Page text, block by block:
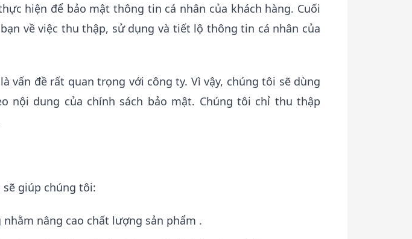
hiện để bảo mật thông tin cá nhân của khách hàng. Cuối
về việc thu thập, sử dụng và tiết lộ thông tin cá nhân của
vấn đề rất quan trọng với công ty. Vì vậy, chúng tôi sẽ dùng
nội dung của chính sách bảo mật. Chúng tôi chỉ thu thập
sẽ giúp chúng tôi:
nâng cao chất lượng sản phẩm .